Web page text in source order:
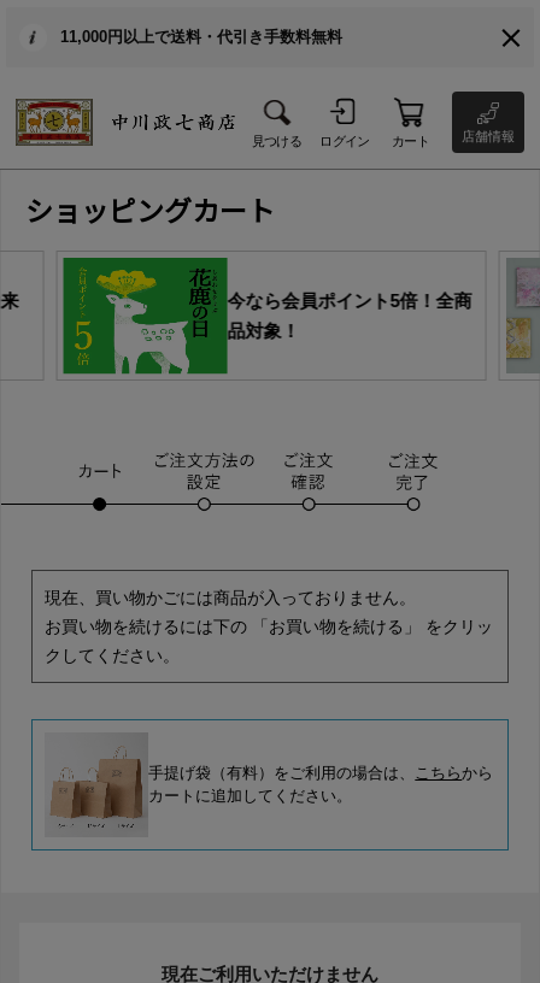
11,000円以上で送料・代引き手数料無料
見つける ログイン カート 店舗情報
ショッピングカート
今なら会員ポイント5倍！全商
品対象！
現在、買い物かごには商品が入っておりません。
お買い物を続けるには下の 「お買い物を続ける」 をクリッ
クしてください。
手提げ袋（有料）をご利用の場合は、 こちらから
カートに追加してください。
現在ご利用いただけません